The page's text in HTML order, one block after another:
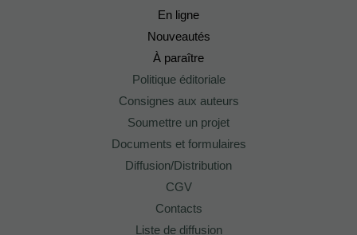
En ligne
Nouveautés
À paraître
Politique éditoriale
Consignes aux auteurs
Soumettre un projet
Documents et formulaires
Diffusion/Distribution
CGV
Contacts
Liste de diffusion